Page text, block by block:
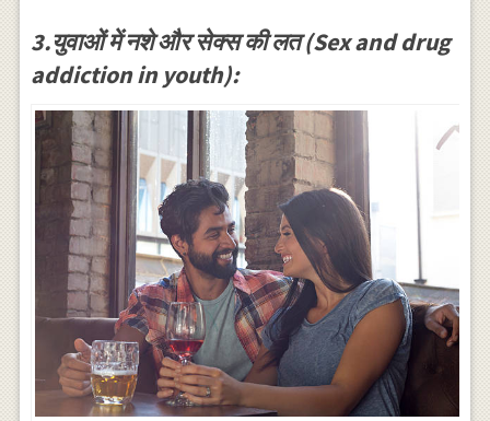
3.युवाओं में नशे और सेक्स की लत (Sex and drug
addiction in youth):